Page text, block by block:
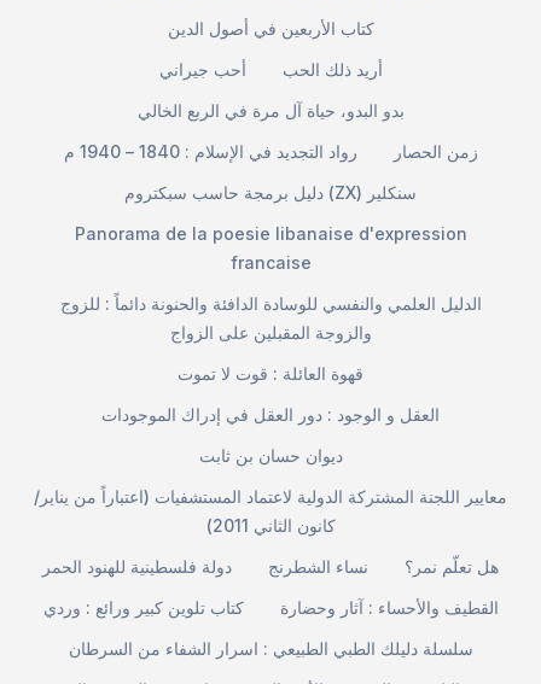
كتاب الأربعين في أصول الدين
أحب جيراني
أريد ذلك الحب
بدو البدو، حياة آل مرة في الربع الخالي
رواد التجديد في الإسلام : 1840 – 1940 م
زمن الحصار
دليل برمجة حاسب سبكتروم (ZX) سنكلير
Panorama de la poesie libanaise d'expression
francaise
الدليل العلمي والنفسي للوسادة الدافئة والحنونة دائماً : للزوج
والزوجة المقبلين على الزواج
قهوة العائلة : قوت لا تموت
العقل و الوجود : دور العقل في إدراك الموجودات
ديوان حسان بن ثابت
معايير اللجنة المشتركة الدولية لاعتماد المستشفيات (اعتباراً من يناير/
كانون الثاني 2011)
دولة فلسطينية للهنود الحمر
نساء الشطرنج
هل تعلّم نمر؟
كتاب تلوين كبير ورائع : وردي
القطيف والأحساء : آثار وحضارة
سلسلة دليلك الطبي الطبيعي : اسرار الشفاء من السرطان